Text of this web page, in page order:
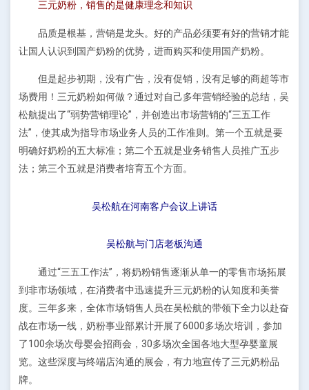
三元奶粉，销售的是健康理念和知识
品质是根基，营销是龙头。好的产品必须要有好的营销才能
让国人认识到国产奶粉的优势，进而购买和使用国产奶粉。
但是起步初期，没有广告，没有促销，没有足够的商超等市
场费用！三元奶粉如何做？通过对自己多年营销经验的总结，吴
松航提出了“弱势营销理论”，并创造出市场营销的“三五工作
法”，使其成为指导市场业务人员的工作准则。第一个五就是要
明确好奶粉的五大标准；第二个五就是业务销售人员推广五步
法；第三个五就是消费者培育五个方面。
吴松航在河南客户会议上讲话
吴松航与门店老板沟通
通过“三五工作法”，将奶粉销售逐渐从单一的零售市场拓展
到非市场领域，在消费者中迅速提升三元奶粉的认知度和美誉
度。三年多来，全体市场销售人员在吴松航的带领下全力以赴奋
战在市场一线，奶粉事业部累计开展了6000多场次培训，参加
了100余场次母婴会招商会，30多场次全国各地大型孕婴童展
览。这些深度与终端店沟通的展会，有力地宣传了三元奶粉品
牌。